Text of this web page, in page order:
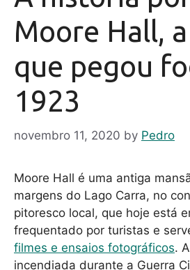
Moore Hall,
que pegou
1923
novembro 11, 2020 by Pedro
Moore Hall é uma antiga
margens do Lago Carra, no
pitoresco local, que hoje está
frequentado por turistas e
filmes e ensaios fotográficos.
incendiada durante a Guerra